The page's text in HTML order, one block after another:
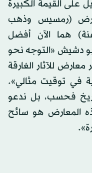
على القيمة الكبيرة
(رمسيس وذهب
هما الآن أفضل
دشيش «التوجه نحو
معارض للآثار الغارقة
في توقيت مثالي».
فحسب، بل ندعو
المعارض هو سائح